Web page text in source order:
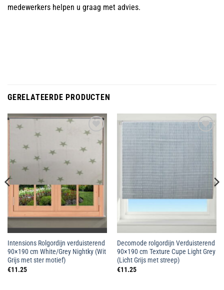
medewerkers helpen u graag met advies.
GERELATEERDE PRODUCTEN
Toevoegen
aan
wenslijst
Intensions Rolgordijn verduisterend
90×190 cm White/Grey Nightky (Wit
Grijs met ster motief)
€11.25
Decomode rolgordijn Verduisterend
90×190 cm Texture Cupe Light Grey
(Licht Grijs met streep)
€11.25